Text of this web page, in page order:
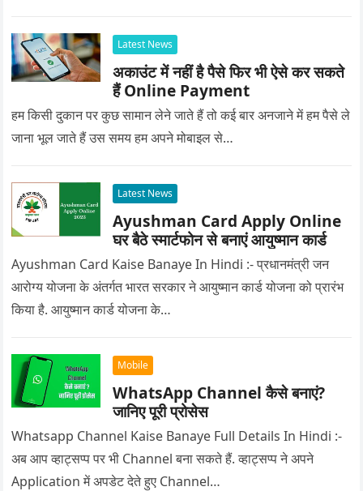
Latest News
अकाउंट में नहीं है पैसे फिर भी ऐसे कर सकते
हैं Online Payment
हम किसी दुकान पर कुछ सामान लेने जाते हैं तो कई बार अनजाने में हम पैसे ले
जाना भूल जाते हैं उस समय हम अपने मोबाइल से…
Latest News
Ayushman Card Apply Online
घर बैठे स्मार्टफोन से बनाएं आयुष्मान कार्ड
Ayushman Card Kaise Banaye In Hindi :- प्रधानमंत्री जन
आरोग्य योजना के अंतर्गत भारत सरकार ने आयुष्मान कार्ड योजना को प्रारंभ
किया है. आयुष्मान कार्ड योजना के…
Mobile
WhatsApp Channel कैसे बनाएं?
जानिए पूरी प्रोसेस
Whatsapp Channel Kaise Banaye Full Details In Hindi :-
अब आप व्हाट्सप्प पर भी Channel बना सकते हैं. व्हाट्सप्प ने अपने
Application में अपडेट देते हुए Channel…